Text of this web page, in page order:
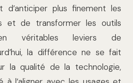
plus finement les
et de transformer les outils
en véritables leviers de
la différence ne se fait
la qualité de la technologie,